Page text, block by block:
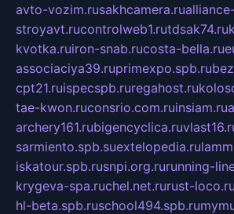
avto-vozim.rusakhcamera.ru
stroyavt.rucontrolweb1.rutdsak74.ru
kvotka.ruiron-snab.rucosta-bella.ru
associaciya39.ruprimexpo.spb.ru
cpt21.ruispecspb.ruregahost.ru
tae-kwon.ruconsrio.com.ruinsiam.ru
archery161.rubigencyclica.ru
sarmiento.spb.suextelopedia.ru
iskatour.spb.rusnpi.org.rurunning-
krygeva-spa.ruchel.net.rurust-loco.ru
hl-beta.spb.ruschool494.spb.ru